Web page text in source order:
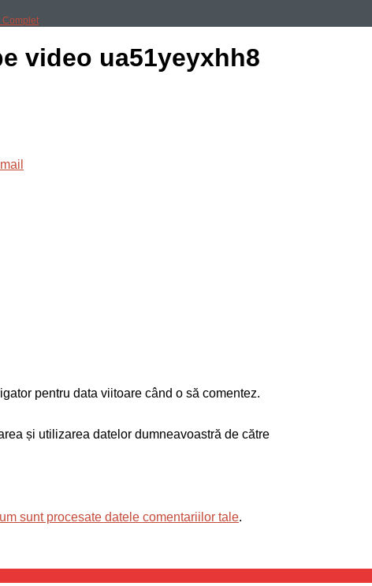
Complet
video ua51yeyxhh8
pentru data viitoare când o să comentez.
și utilizarea datelor dumneavoastră de către
sunt procesate datele comentariilor tale.